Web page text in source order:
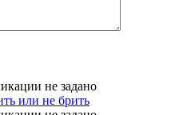
или не брить